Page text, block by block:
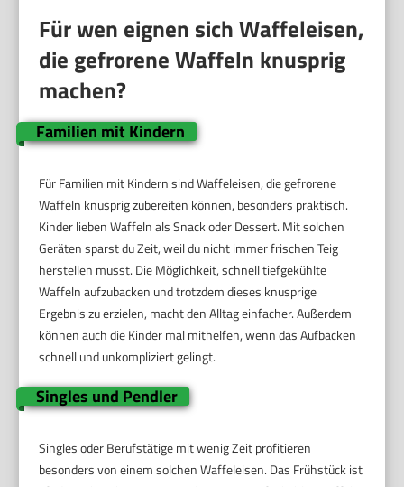
Für wen eignen sich Waffeleisen,
die gefrorene Waffeln knusprig
machen?
Familien mit Kindern
Für Familien mit Kindern sind Waffeleisen, die gefrorene
Waffeln knusprig zubereiten können, besonders praktisch.
Kinder lieben Waffeln als Snack oder Dessert. Mit solchen
Geräten sparst du Zeit, weil du nicht immer frischen Teig
herstellen musst. Die Möglichkeit, schnell tiefgekühlte
Waffeln aufzubacken und trotzdem dieses knusprige
Ergebnis zu erzielen, macht den Alltag einfacher. Außerdem
können auch die Kinder mal mithelfen, wenn das Aufbacken
schnell und unkompliziert gelingt.
Singles und Pendler
Singles oder Berufstätige mit wenig Zeit profitieren
besonders von einem solchen Waffeleisen. Das Frühstück ist